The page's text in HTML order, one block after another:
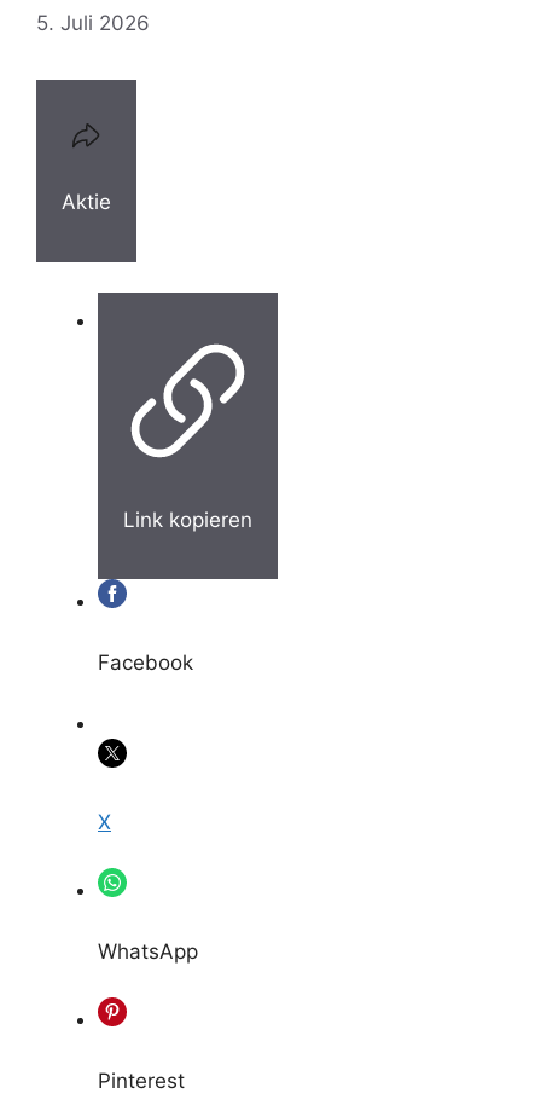
5. Juli 2026
Aktie
Link kopieren
Facebook
X
WhatsApp
Pinterest